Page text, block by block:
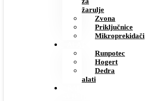
žarulje
Zvona
Priključnice
Mikroprekidači
Runpotec
Hogert
Dedra
alati